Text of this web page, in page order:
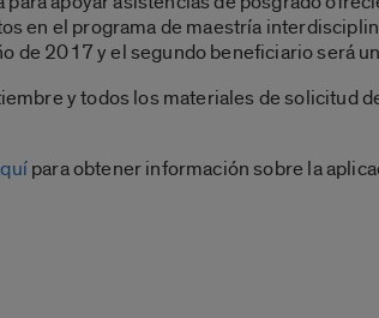
en el programa de maestría
de 2017 y el segundo beneficiario será
y todos los materiales de solicitud
para obtener información sobre la